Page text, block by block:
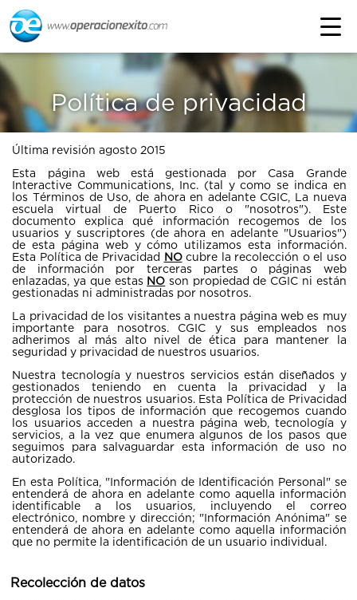
Política de privacidad
Última revisión agosto 2015
Esta página web está gestionada por Casa Grande
Interactive Communications, Inc. (tal y como se indica en
los Términos de Uso, de ahora en adelante CGIC, La nueva
escuela virtual de Puerto Rico o "nosotros"). Este
documento explica qué información recogemos de los
usuarios y suscriptores (de ahora en adelante "Usuarios")
de esta página web y cómo utilizamos esta información.
Esta Política de Privacidad NOcubre la recolección o el uso
de información por terceras partes o páginas web
enlazadas, ya que estas NO son propiedad de CGIC ni están
gestionadas ni administradas por nosotros.
La privacidad de los visitantes a nuestra página web es muy
importante para nosotros. CGIC y sus empleados nos
adherimos al más alto nivel de ética para mantener la
seguridad y privacidad de nuestros usuarios.
Nuestra tecnología y nuestros servicios están diseñados y
gestionados teniendo en cuenta la privacidad y la
protección de nuestros usuarios. Esta Política de Privacidad
desglosa los tipos de información que recogemos cuando
los usuarios acceden a nuestra página web, tecnología y
servicios, a la vez que enumera algunos de los pasos que
seguimos para salvaguardar esta información de uso no
autorizado.
En esta Política, "Información de Identificación Personal" se
entenderá de ahora en adelante como aquella información
identificable a los usuarios, incluyendo el correo
electrónico, nombre y dirección; "Información Anónima" se
entenderá de ahora en adelante como aquella información
que no permite la identificación de un usuario individual.
Recolección de datos